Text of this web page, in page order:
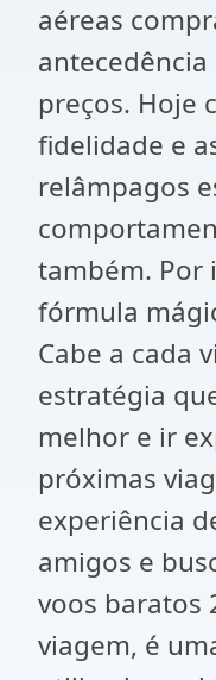
aéreas
preços. Hoje
fidelidade e
relâmpagos
também. Por
fórmula
Cabe a cada
estratégia
melhor e ir
próximas
experiência
amigos e
voos baratos
viagem, é